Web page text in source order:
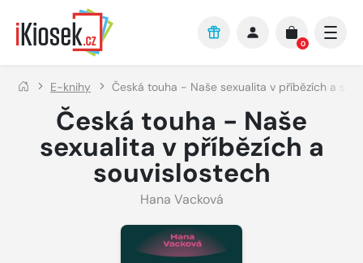
Přejít na hlavní obsah
0
E-knihy Česká touha - Naše sexualita v příbězích a
Česká touha - Naše
sexualita v příbězích a
souvislostech
Hana Vacková